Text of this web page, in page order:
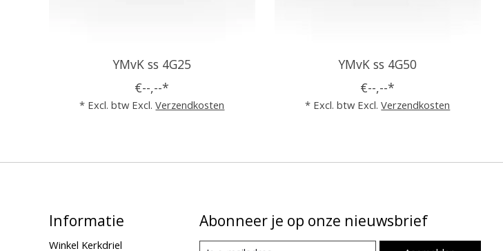
YMvK ss 4G25
€--,--*
* Excl. btw Excl.Verzendkosten
YMvK ss 4G50
€--,--*
* Excl. btw Excl.Verzendkosten
Informatie
Winkel Kerkdriel
Abonneer je op onze nieuwsbrief